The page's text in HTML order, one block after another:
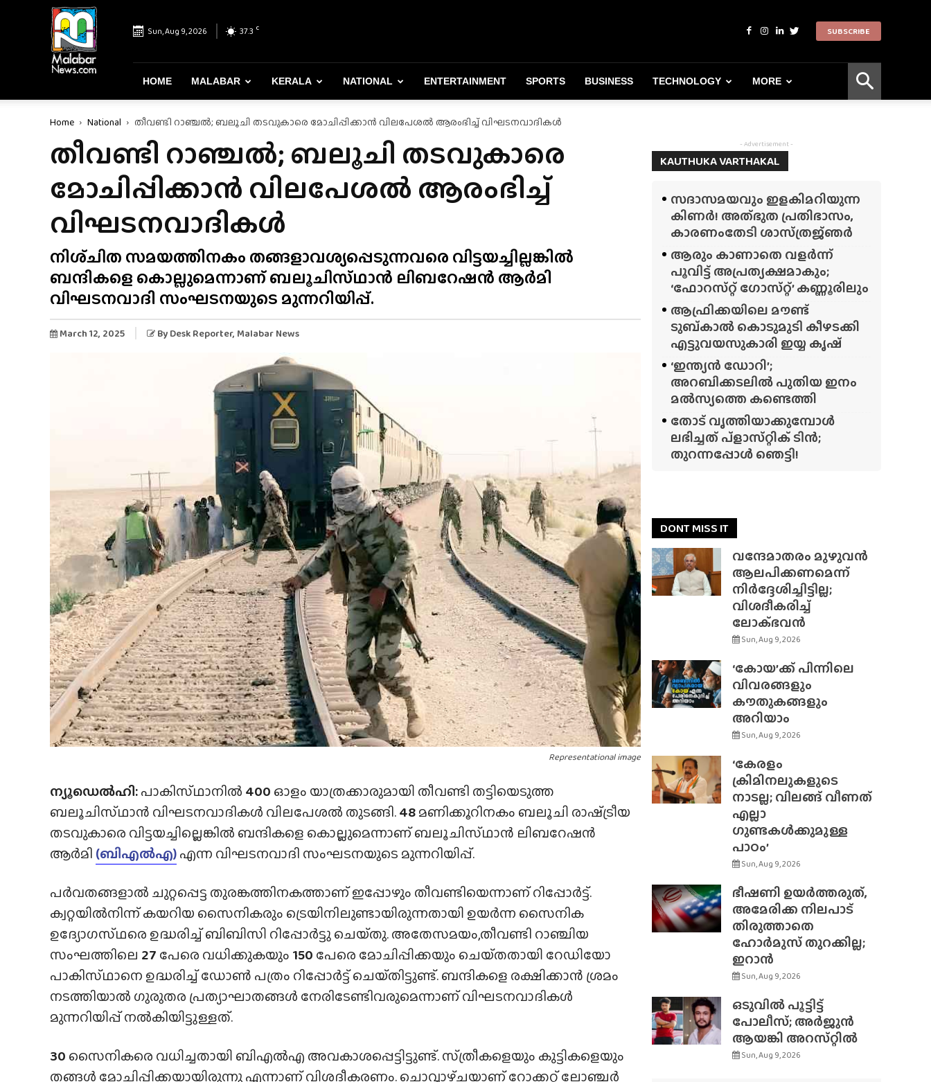
Malabar
News
–
Most
Reliable
Dependable
Portal
Sun, Aug 9, 2026 37.3 C SUBSCRIBE
HOME MALABAR KERALA NATIONAL ENTERTAINMENT SPORTS BUSINESS TECHNOLOGY MORE
Home National തീവണ്ടി റാഞ്ചൽ; ബലൂചി തടവുകാരെ മോചിപ്പിക്കാൻ വിലപേശൽ ആരംഭിച്ച് വിഘടനവാദികൾ
തീവണ്ടി റാഞ്ചൽ; ബലൂചി തടവുകാരെ
മോചിപ്പിക്കാൻ വിലപേശൽ ആരംഭിച്ച്
വിഘടനവാദികൾ
നിശ്‌ചിത സമയത്തിനകം തങ്ങളാവശ്യപ്പെടുന്നവരെ വിട്ടയച്ചില്ലങ്കിൽ
ബന്ദികളെ കൊല്ലുമെന്നാണ് ബലൂചിസ്‌ഥാൻ ലിബറേഷൻ ആർമി
വിഘടനവാദി സംഘടനയുടെ മുന്നറിയിപ്പ്.
March 12, 2025 By Desk Reporter, Malabar News
Representational image
ന്യൂഡെൽഹി:പാകിസ്‌ഥാനിൽ 400 ഓളം യാത്രക്കാരുമായി തീവണ്ടി തട്ടിയെടുത്ത
ബലൂചിസ്‌ഥാൻ വിഘടനവാദികൾ വിലപേശൽ തുടങ്ങി.48മണിക്കൂറിനകം ബലൂചി രാഷ്‌ട്രീയ
തടവുകാരെ വിട്ടയച്ചില്ലെങ്കില്‍ ബന്ദികളെ കൊല്ലുമെന്നാണ് ബലൂചിസ്‌ഥാൻ ലിബറേഷൻ
ആർമി (ബിഎൽഎ)എന്ന വിഘടനവാദി സംഘടനയുടെ മുന്നറിയിപ്പ്.
പര്‍വതങ്ങളാൽ ചുറ്റപ്പെട്ട തുരങ്കത്തിനകത്താണ് ഇപ്പോഴും തീവണ്ടിയെന്നാണ് റിപ്പോര്‍ട്ട്.
ക്വറ്റയില്‍നിന്ന് കയറിയ സൈനികരും ട്രെയിനിലുണ്ടായിരുന്നതായി ഉയര്‍ന്ന സൈനിക
ഉദ്യോഗസ്‌ഥരെ ഉദ്ധരിച്ച് ബിബിസി റിപ്പോര്‍ട്ടു ചെയ്‌തു. അതേസമയം,തീവണ്ടി റാഞ്ചിയ
സംഘത്തിലെ 27 പേരെ വധിക്കുകയും 150 പേരെ മോചിപ്പിക്കയും ചെയ്‌തതായി റേഡിയോ
പാകിസ്‌ഥാനെ ഉദ്ധരിച്ച് ഡോൺ പത്രം റിപ്പോർട്ട് ചെയ്‌തിട്ടുണ്ട്‌. ബന്ദികളെ രക്ഷിക്കാന്‍ ശ്രമം
നടത്തിയാല്‍ ഗുരുതര പ്രത്യാഘാതങ്ങൾ നേരിടേണ്ടിവരുമെന്നാണ് വിഘടനവാദികൾ
മുന്നറിയിപ്പ് നല്‍കിയിട്ടുള്ളത്.
30 സൈനികരെ വധിച്ചതായി ബിഎൽഎ അവകാശപ്പെട്ടിട്ടുണ്ട്. സ്‌ത്രീകളെയും കുട്ടികളെയും
തങ്ങൾ മോചിപ്പിക്കയായിരുന്നു എന്നാണ് വിശദീകരണം. ചൊവ്വാഴ്‌ചയാണ് റോക്കറ്റ് ലോഞ്ചർ
- Advertisement -
KAUTHUKA VARTHAKAL
സദാസമയവും ഇളകിമറിയുന്ന
കിണർ! അത്‌ഭുത പ്രതിഭാസം,
കാരണംതേടി ശാസ്‌ത്രജ്‌ഞർ
ആരും കാണാതെ വളർന്ന്
പൂവിട്ട് അപ്രത്യക്ഷമാകും;
‘ഫോറസ്‌റ്റ്‌ ഗോസ്‌റ്റ്’ കണ്ണൂരിലും
ആഫ്രിക്കയിലെ മൗണ്ട്
ടുബ്‌കാൽ കൊടുമുടി കീഴടക്കി
എട്ടുവയസുകാരി ഇയ്യ കൃഷ്
‘ഇന്ത്യൻ ഡോറി’;
അറബിക്കടലിൽ പുതിയ ഇനം
മൽസ്യത്തെ കണ്ടെത്തി
തോട് വൃത്തിയാക്കുമ്പോൾ
ലഭിച്ചത് പ്‌ളാസ്‌റ്റിക് ടിൻ;
തുറന്നപ്പോൾ ഞെട്ടി!
DONT MISS IT
വന്ദേമാതരം മുഴുവൻ
ആലപിക്കണമെന്ന്
നിർദ്ദേശിച്ചിട്ടില്ല;
വിശദീകരിച്ച്
ലോക്‌ഭവൻ
Sun, Aug 9, 2026
‘കോയ’ക്ക് പിന്നിലെ
വിവരങ്ങളും
കൗതുകങ്ങളും
അറിയാം
Sun, Aug 9, 2026
‘കേരളം
ക്രിമിനലുകളുടെ
നാടല്ല; വിലങ്ങ് വീണത്
എല്ലാ
ഗുണ്ടകൾക്കുമുള്ള
പാഠം’
Sun, Aug 9, 2026
ഭീഷണി ഉയർത്തരുത്,
അമേരിക്ക നിലപാട്
തിരുത്താതെ
ഹോർമുസ് തുറക്കില്ല;
ഇറാൻ
Sun, Aug 9, 2026
ഒടുവിൽ പൂട്ടിട്ട്
പോലീസ്; അർജുൻ
ആയങ്കി അറസ്‌റ്റിൽ
Sun, Aug 9, 2026